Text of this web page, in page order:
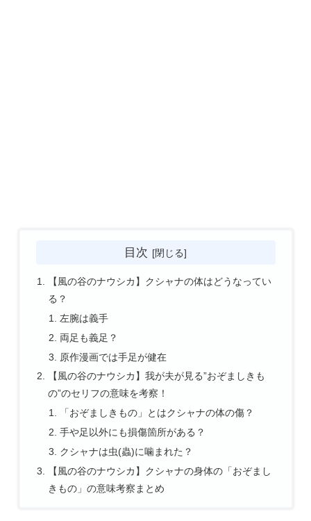
目次
【風の谷のナウシカ】クシャナの体はどうなってい
る？
左腕は義手
両足も義足？
原作漫画では手足が健在
【風の谷のナウシカ】我が夫が見る”おぞましきも
の”のセリフの意味を考察！
「おぞましきもの」とはクシャナの体の傷？
手や足以外にも損傷箇所がある？
クシャナは虫(蟲)に噛まれた？
【風の谷のナウシカ】クシャナの身体の「おぞまし
きもの」の意味考察まとめ